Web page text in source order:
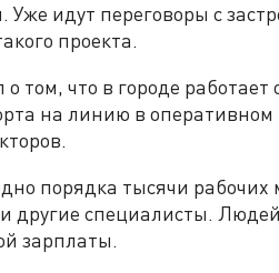
Уже идут переговоры с
проекта.
о том, что в городе
на линию в
порядка тысячи рабочих
другие специалисты.
зарплаты.